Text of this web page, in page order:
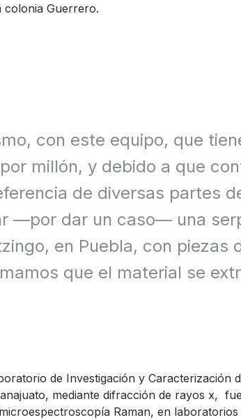
colonia Guerrero.
con este equipo, que
millón, y debido a que
de diversas partes
—por dar un caso— una
en Puebla, con piezas
que el material se
de Investigación y Caracterización
mediante difracción de rayos x,
Raman, en